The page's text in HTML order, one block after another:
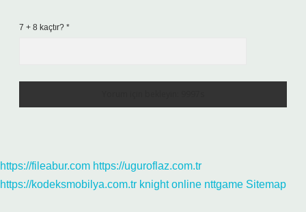
7 + 8 kaçtır? *
https://fileabur.com https://uguroflaz.com.tr
https://kodeksmobilya.com.tr knight online nttgame Sitemap